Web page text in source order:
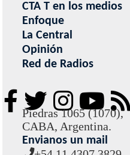
CTA T en los medios
Enfoque
La Central
Opinión
Red de Radios
Piedras 1065 (1070),
CABA, Argentina.
Envianos un mail